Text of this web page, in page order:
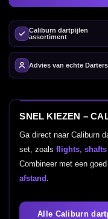
Caliburn dartpijlen
assortiment
Advies van echte Darters
SNEL KIEZEN –
Ga direct naar Caliburn
set, zoalsflights,shafts
Combineer met een
afstand .
Alle Caliburn